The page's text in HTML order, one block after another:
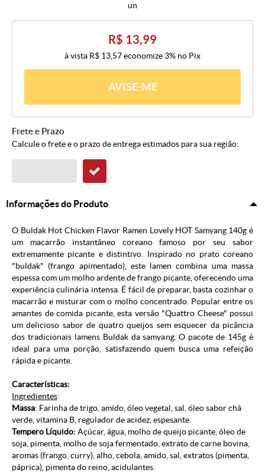
un
R$ 13,99
à vista R$ 13,57economize 3% no Pix
AVISE-ME
Frete e Prazo
Calcule o frete e o prazo de entrega estimados para sua região:
Informações do Produto
O Buldak Hot Chicken Flavor Ramen Lovely HOT Samyang 140g é
um macarrão instantâneo coreano famoso por seu sabor
extremamente picante e distintivo. Inspirado no prato coreano
"buldak" (frango apimentado), este lamen combina uma massa
espessa com um molho ardente de frango picante, oferecendo uma
experiência culinária intensa. É fácil de preparar, basta cozinhar o
macarrão e misturar com o molho concentrado. Popular entre os
amantes de comida picante, esta versão "Quattro Cheese" possui
um delicioso sabor de quatro queijos sem esquecer da picância
dos tradicionais lamens Buldak da samyang. O pacote de 145g é
ideal para uma porção, satisfazendo quem busca uma refeição
rápida e picante.
Características:
Ingredientes:
Massa: Farinha de trigo, amido, óleo vegetal, sal, óleo sabor chá
verde, vitamina B, regulador de acidez, espesante.
Tempero Líquido: Açúcar, água, molho de queijo picante, óleo de
soja, pimenta, molho de soja fermentado, extrato de carne bovina,
aromas (frango, curry), alho, cebola, amido, sal, extratos (pimenta,
páprica), pimenta do reino, acidulantes.